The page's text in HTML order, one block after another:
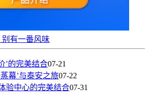
有一番风味
’的完美结合07-21
幕’与泰安之旅07-22
验中心的完美结合07-31